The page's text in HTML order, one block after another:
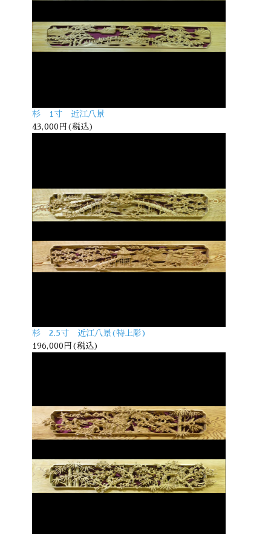
杉 1寸 近江八景
43,000円(税込)
杉 2.5寸 近江八景(特上彫)
196,000円(税込)